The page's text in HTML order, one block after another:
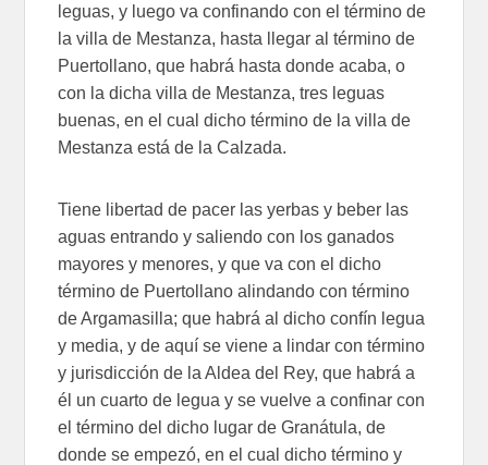
leguas, y luego va confinando con el término de
la villa de Mestanza, hasta llegar al término de
Puertollano, que habrá hasta donde acaba, o
con la dicha villa de Mestanza, tres leguas
buenas, en el cual dicho término de la villa de
Mestanza está de la Calzada.
Tiene libertad de pacer las yerbas y beber las
aguas entrando y saliendo con los ganados
mayores y menores, y que va con el dicho
término de Puertollano alindando con término
de Argamasilla; que habrá al dicho confín legua
y media, y de aquí se viene a lindar con término
y jurisdicción de la Aldea del Rey, que habrá a
él un cuarto de legua y se vuelve a confinar con
el término del dicho lugar de Granátula, de
donde se empezó, en el cual dicho término y